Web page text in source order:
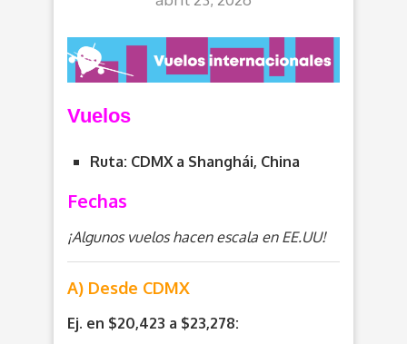
Vuelos
Ruta: CDMX a Shanghái, China
Fechas
¡Algunos vuelos hacen escala en EE.UU!
A) Desde CDMX
Ej. en $20,423 a $23,278: